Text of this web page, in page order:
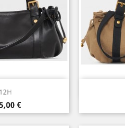
12H
€
rapide